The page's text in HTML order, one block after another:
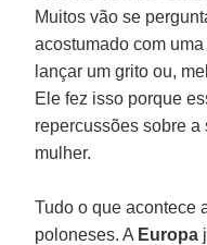
Muitos vão se
acostumado com
lançar um grito ou,
Ele fez isso porque
repercussões sobre
mulher.
Tudo o que acontece
poloneses. A Europa